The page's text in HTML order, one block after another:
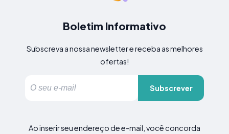
Boletim Informativo
Subscreva a nossa newsletter e receba as melhores
ofertas!
Subscrever
Ao inserir seu endereço de e-mail, você concorda